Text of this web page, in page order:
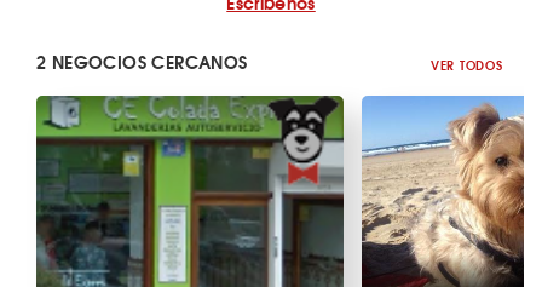
2 NEGOCIOS CERCANOS VER TODOS